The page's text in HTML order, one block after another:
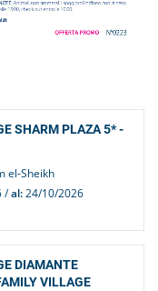
SHARM PLAZA 5* -
el-Sheikh
/al:24/10/2026
DIAMANTE
VILLAGE